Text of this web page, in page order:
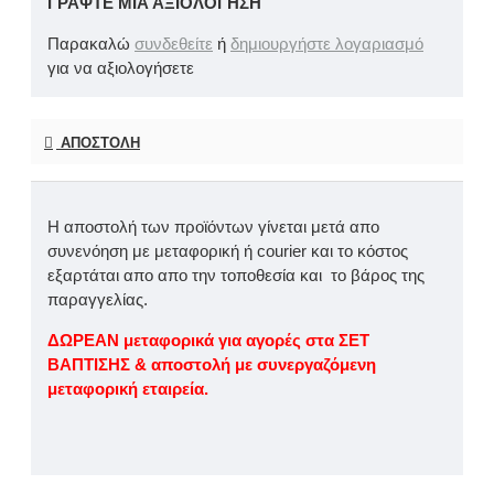
Παρακαλώ συνδεθείτε ή δημιουργήστε λογαριασμό
για να αξιολογήσετε
ΑΠΟΣΤΟΛΉ
Η αποστολή των προϊόντων γίνεται μετά απο
συνενόηση με μεταφορική ή courier και το κόστος
εξαρτάται απο απο την τοποθεσία και το βάρος της
παραγγελίας.
ΔΩΡΕΑΝ μεταφορικά για αγορές στα ΣΕΤ
ΒΑΠΤΙΣΗΣ & αποστολή με συνεργαζόμενη
μεταφορική εταιρεία.